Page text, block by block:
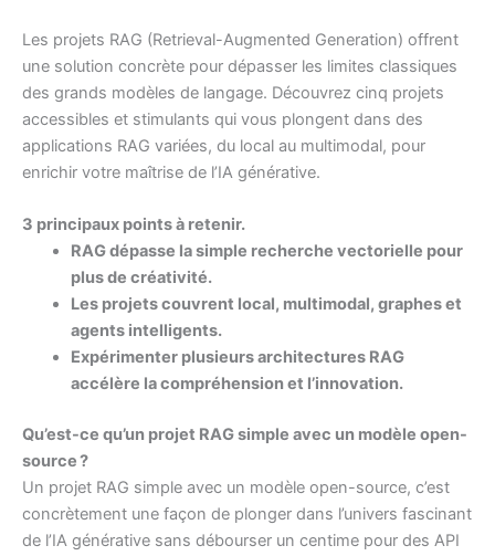
Les projets RAG (Retrieval-Augmented Generation) offrent
une solution concrète pour dépasser les limites classiques
des grands modèles de langage. Découvrez cinq projets
accessibles et stimulants qui vous plongent dans des
applications RAG variées, du local au multimodal, pour
enrichir votre maîtrise de l’IA générative.
3 principaux points à retenir.
RAG dépasse la simple recherche vectorielle pour
plus de créativité.
Les projets couvrent local, multimodal, graphes et
agents intelligents.
Expérimenter plusieurs architectures RAG
accélère la compréhension et l’innovation.
Qu’est-ce qu’un projet RAG simple avec un modèle open-
source ?
Un projet RAG simple avec un modèle open-source, c’est
concrètement une façon de plonger dans l’univers fascinant
de l’IA générative sans débourser un centime pour des API